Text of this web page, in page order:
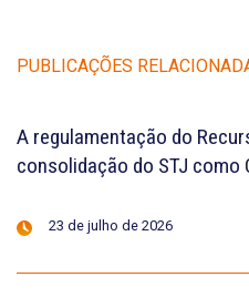
PUBLICAÇÕES
A regulamentação do
consolidação do STJ como
23 de julho de 2026